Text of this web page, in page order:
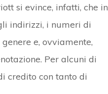
si evince, infatti, che in
indirizzi, i numeri di
e, ovviamente,
Per alcuni di
credito con tanto di